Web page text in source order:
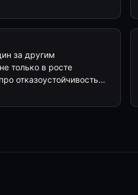
за другим
только в росте
отказоустойчивость…